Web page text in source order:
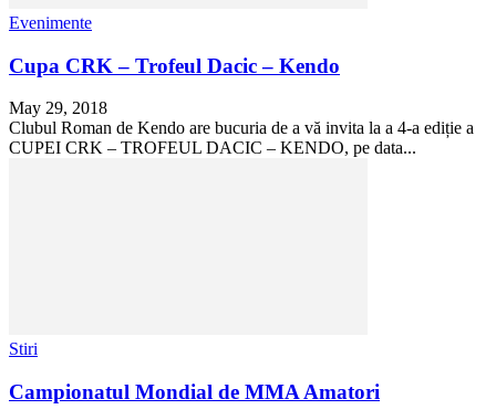
Evenimente
Cupa CRK – Trofeul Dacic – Kendo
May 29, 2018
Clubul Roman de Kendo are bucuria de a vă invita la a 4-a ediție a
CUPEI CRK – TROFEUL DACIC – KENDO, pe data...
Stiri
Campionatul Mondial de MMA Amatori